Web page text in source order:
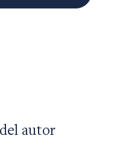
autor